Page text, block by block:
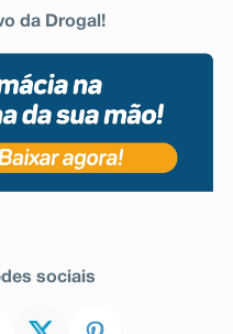
da Drogal!
sociais